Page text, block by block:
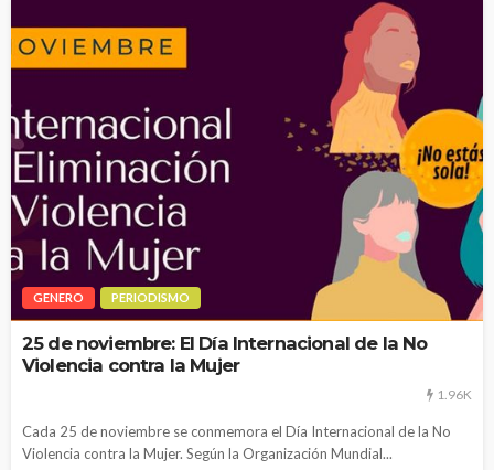
GENERO PERIODISMO
25 de noviembre: El Día Internacional de la No
Violencia contra la Mujer
1.96K
Cada 25 de noviembre se conmemora el Día Internacional de la No
Violencia contra la Mujer. Según la Organización Mundial...